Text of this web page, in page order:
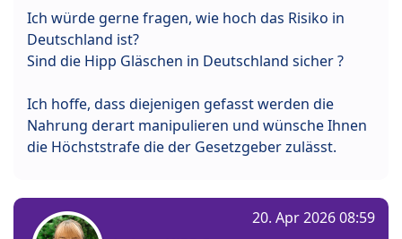
Ich würde gerne fragen, wie hoch das Risiko in
Deutschland ist?
Sind die Hipp Gläschen in Deutschland sicher ?
Ich hoffe, dass diejenigen gefasst werden die
Nahrung derart manipulieren und wünsche Ihnen
die Höchststrafe die der Gesetzgeber zulässt.
20. Apr 2026 08:59